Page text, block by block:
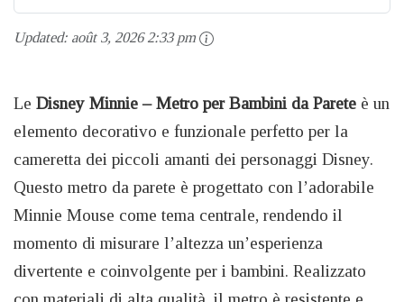
Updated: août 3, 2026 2:33 pm
Le Disney Minnie – Metro per Bambini da Parete è un
elemento decorativo e funzionale perfetto per la
cameretta dei piccoli amanti dei personaggi Disney.
Questo metro da parete è progettato con l’adorabile
Minnie Mouse come tema centrale, rendendo il
momento di misurare l’altezza un’esperienza
divertente e coinvolgente per i bambini. Realizzato